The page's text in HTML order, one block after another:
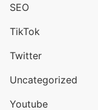
SEO
TikTok
Twitter
Uncategorized
Youtube